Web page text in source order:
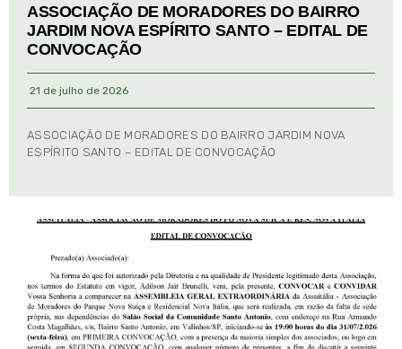
ASSOCIAÇÃO DE MORADORES DO BAIRRO
JARDIM NOVA ESPÍRITO SANTO – EDITAL DE
CONVOCAÇÃO
21 de julho de 2026
ASSOCIAÇÃO DE MORADORES DO BAIRRO JARDIM NOVA
ESPÍRITO SANTO – EDITAL DE CONVOCAÇÃO